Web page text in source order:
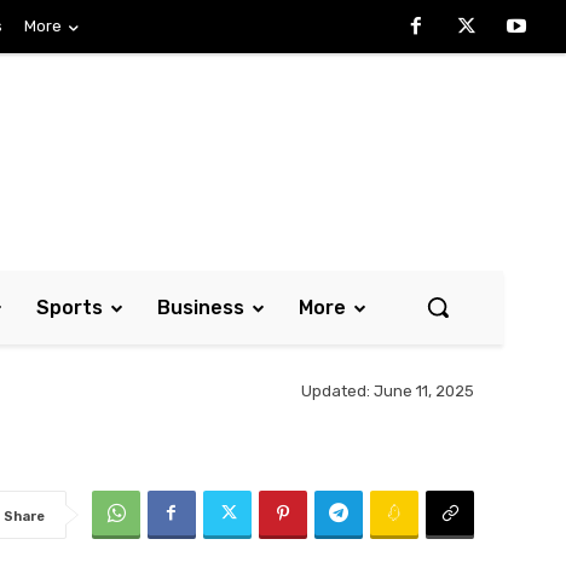
More
Sports Business More
Updated: June 11, 2025
Share